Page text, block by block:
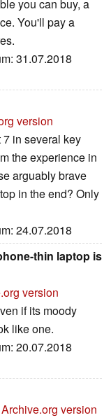
you can buy, a
You'll pay a
31.07.2018
version
in several key
the experience in
arguably brave
in the end? Only
24.07.2018
thin laptop is
version
if its moody
like one.
20.07.2018
Archive.org version